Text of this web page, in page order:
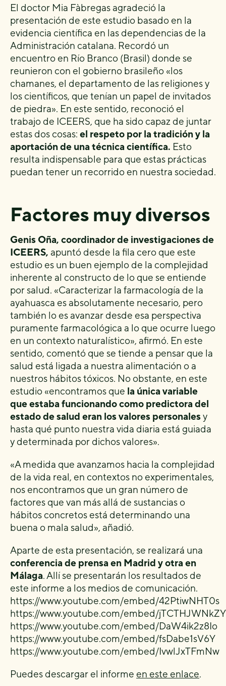
El doctor Mia Fàbregas agradeció la
presentación de este estudio basado en la
evidencia científica en las dependencias de la
Administración catalana. Recordó un
encuentro en Río Branco (Brasil) donde se
reunieron con el gobierno brasileño «los
chamanes, el departamento de las religiones y
los científicos, que tenían un papel de invitados
de piedra». En este sentido, reconoció el
trabajo de ICEERS, que ha sido capaz de juntar
estas dos cosas: el respeto por la tradición y la
aportación de una técnica científica. Esto
resulta indispensable para que estas prácticas
puedan tener un recorrido en nuestra sociedad.
Factores muy diversos
Genis Oña, coordinador de investigaciones de
ICEERS, apuntó desde la fila cero que este
estudio es un buen ejemplo de la complejidad
inherente al constructo de lo que se entiende
por salud. «Caracterizar la farmacología de la
ayahuasca es absolutamente necesario, pero
también lo es avanzar desde esa perspectiva
puramente farmacológica a lo que ocurre luego
en un contexto naturalístico», afirmó. En este
sentido, comentó que se tiende a pensar que la
salud está ligada a nuestra alimentación o a
nuestros hábitos tóxicos. No obstante, en este
estudio «encontramos que la única variable
que estaba funcionando como predictora del
estado de salud eran los valores personalesy
hasta qué punto nuestra vida diaria está guiada
y determinada por dichos valores».
«A medida que avanzamos hacia la complejidad
de la vida real, en contextos no experimentales,
nos encontramos que un gran número de
factores que van más allá de sustancias o
hábitos concretos está determinando una
buena o mala salud», añadió.
Aparte de esta presentación, se realizará una
conferencia de prensa en Madrid y otra en
Málaga. Allí se presentarán los resultados de
este informe a los medios de comunicación.
https://www.youtube.com/embed/42PtiwNHT0s
https://www.youtube.com/embed/jTCTHJWNkZY
https://www.youtube.com/embed/DaW4ik2z8Io
https://www.youtube.com/embed/fsDabe1sV6Y
https://www.youtube.com/embed/IvwlJxTFmNw
Puedes descargar el informe en este enlace.